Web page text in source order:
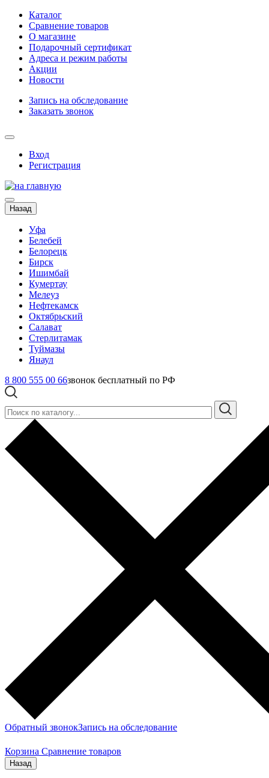
Каталог
Сравнение товаров
О магазине
Подарочный сертификат
Адреса и режим работы
Акции
Новости
Запись на обследование
Заказать звонок
Вход
Регистрация
Назад
Уфа
Белебей
Белорецк
Бирск
Ишимбай
Кумертау
Мелеуз
Нефтекамск
Октябрьский
Салават
Стерлитамак
Туймазы
Янаул
8 800 555 00 66звонок бесплатный по РФ
Обратный звонокЗапись на обследование
Корзина Сравнение товаров
Назад